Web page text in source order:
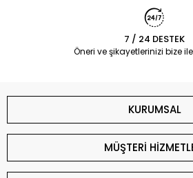
7 / 24 DESTEK
Öneri ve şikayetlerinizi bize
KURUMSAL
MÜŞTERİ